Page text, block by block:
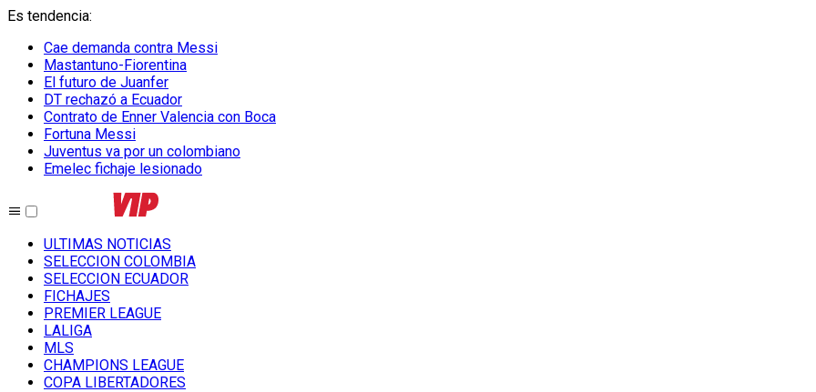
Es tendencia:
Cae demanda contra Messi
Mastantuno-Fiorentina
El futuro de Juanfer
DT rechazó a Ecuador
Contrato de Enner Valencia con Boca
Fortuna Messi
Juventus va por un colombiano
Emelec fichaje lesionado
ULTIMAS NOTICIAS
SELECCION COLOMBIA
SELECCION ECUADOR
FICHAJES
PREMIER LEAGUE
LALIGA
MLS
CHAMPIONS LEAGUE
COPA LIBERTADORES